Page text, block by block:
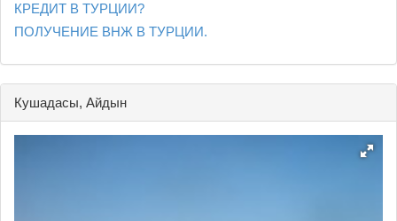
КРЕДИТ В ТУРЦИИ?
ПОЛУЧЕНИЕ ВНЖ В ТУРЦИИ.
Кушадасы, Айдын